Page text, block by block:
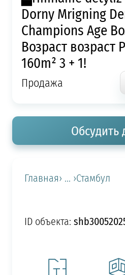
Dorny Mrigning
Champions Age
Возраст возраст
160m² 3 + 1!
Продажа
Обсудить
Главная› ... ›Стамбул
ID объекта: